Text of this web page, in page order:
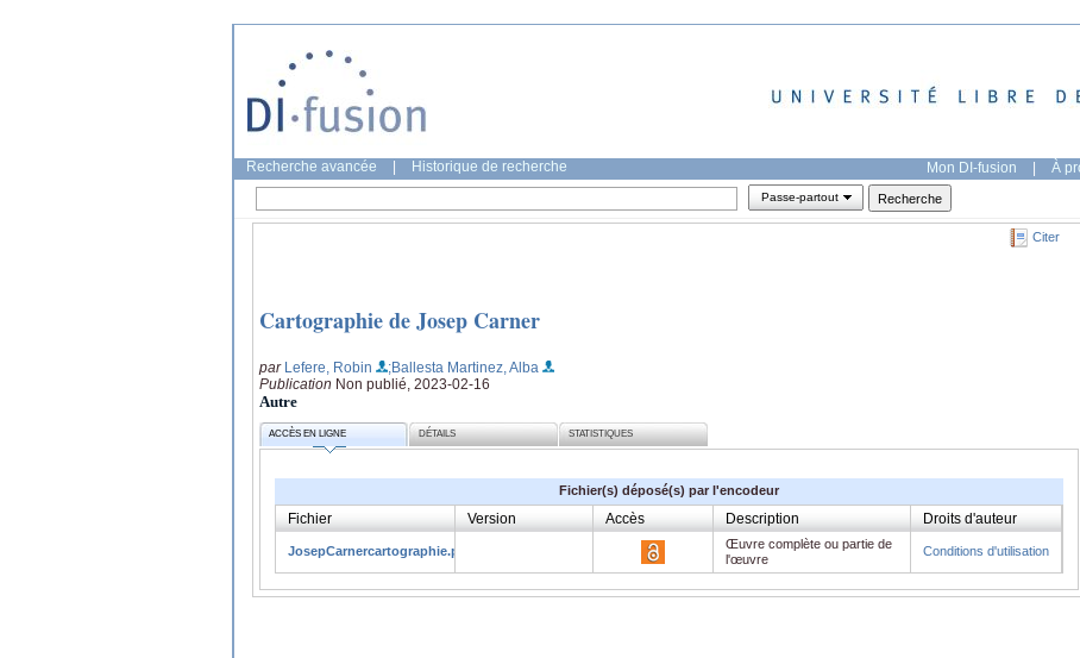
Recherche avancée Historique de recherche Mon DI-fusion | À
Passe-partout
Citer
Cartographie de Josep Carner
par Lefere, Robin
;Ballesta Martinez, Alba
Publication Non publié, 2023-02-16
Autre
ACCÈS EN LIGNE DÉTAILS STATISTIQUES
Fichier(s) déposé(s) par l'encodeur
Fichier Version Accès Description Droits d'auteur
JosepCarnercartographie.pdf
Œuvre complète ou partie de
l'œuvre
Conditions d'utilisation